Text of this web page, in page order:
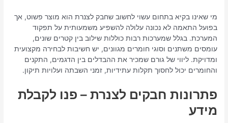
מי שאינו בקיא בתחום עשוי לחשוב שחבק לצנרת הוא מוצר פשוט, אך
בפועל התאמה לא נכונה עלולה להשפיע משמעותית על תפקוד
המערכת. בגלל שמערכות רבות כוללות שילוב בין קטרים שונים,
עומסים משתנים וסוגי חומרים מגוונים, יש חשיבות לבחירה מקצועית
ומדויקת. ליווי של גורם שמכיר את ההבדלים בין הדגמים, התקנים
והחומרים יכול לחסוך תקלות עתידיות, זמני השבתה ועלויות תיקון.
פתרונות חבקים לצנרת – פנו לקבלת
מידע